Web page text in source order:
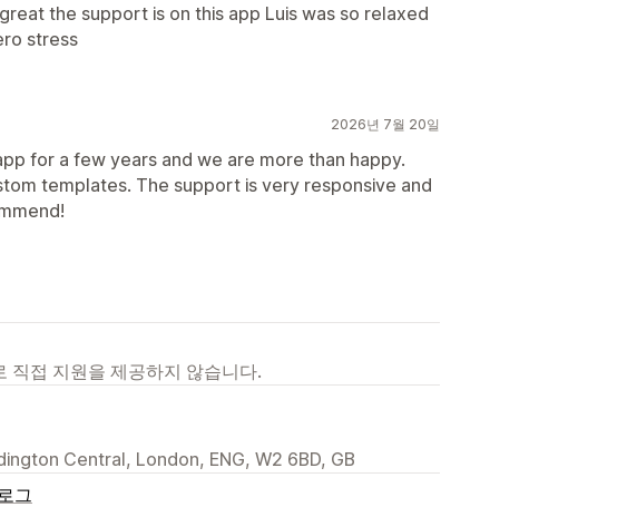
the support is on this app Luis was so relaxed
stress
2026년 7월 20일
for a few years and we are more than happy.
templates. The support is very responsive and
직접 지원을 제공하지 않습니다.
Central, London, ENG, W2 6BD, GB
그